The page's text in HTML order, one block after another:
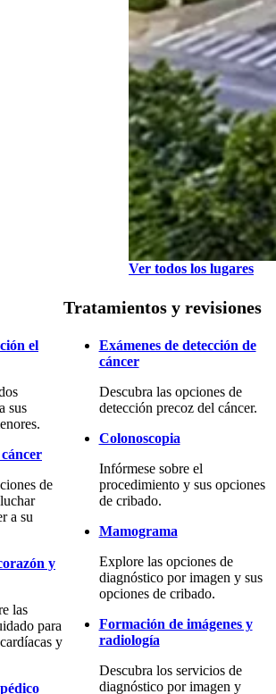
Ver todos los lugares
el
sus
de
a su
y
las
para
y
Tratamientos y revisiones
Exámenes de detección de
cáncer
Descubra las opciones de
detección precoz del cáncer.
Colonoscopia
Infórmese sobre el
procedimiento y sus opciones
de cribado.
Mamograma
Explore las opciones de
diagnóstico por imagen y sus
opciones de cribado.
Formación de imágenes y
radiología
Descubra los servicios de
diagnóstico por imagen y